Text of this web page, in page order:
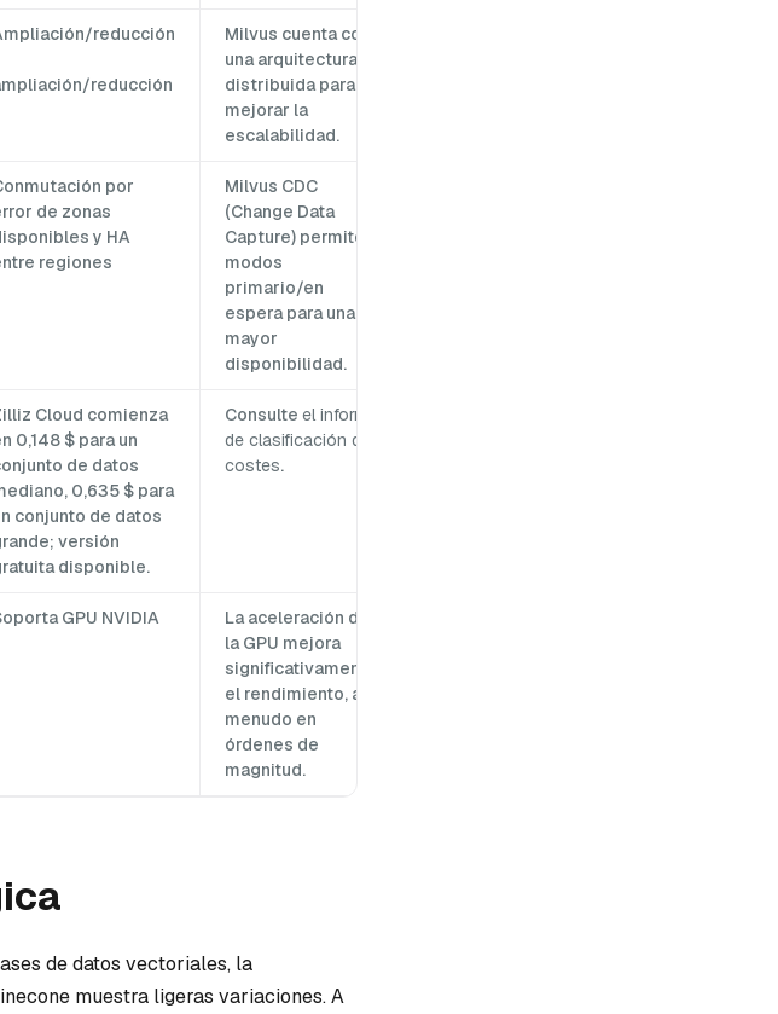
reducción
reducción
Milvus cuenta con
una arquitectura
distribuida para
mejorar la
escalabilidad.
por
de zonas
y HA
regiones
Milvus CDC
(Change Data
Capture) permite
modos
primario/en
espera para una
mayor
disponibilidad.
Cloud comienza
0,148 $ para un
de datos
0,635 $ para
conjunto de datos
versión
disponible.
Consulte el informe
de clasificación de
costes.
GPU NVIDIA
La aceleración de
la GPU mejora
significativamente
el rendimiento, a
menudo en
órdenes de
magnitud.
de datos vectoriales, la
muestra ligeras variaciones. A